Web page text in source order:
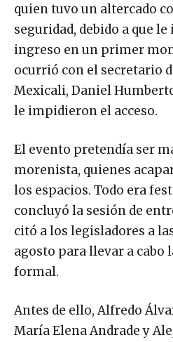
quien tuvo un altercado
seguridad, debido a que
ingreso en un primer
ocurrió con el secretario
Mexicali, Daniel
le impidieron el acceso.
El evento pretendía ser
morenista, quienes
los espacios. Todo era
concluyó la sesión de
citó a los legisladores a
agosto para llevar a cabo
formal.
Antes de ello, Alfredo
María Elena Andrade y